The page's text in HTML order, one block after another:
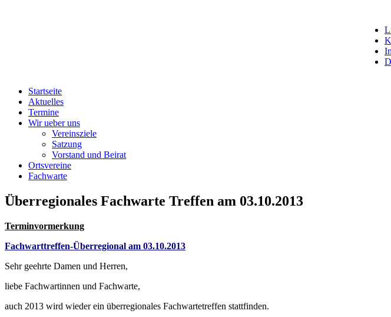
Startseite
Aktuelles
Termine
Wir ueber uns
Vereinsziele
Satzung
Vorstand und Beirat
Ortsvereine
Fachwarte
Überregionales Fachwarte Treffen am 03.10.2013
Terminvormerkung
Fachwarttreffen-Überregional am 03.10.2013
Sehr geehrte Damen und Herren,
liebe Fachwartinnen und Fachwarte,
auch 2013 wird wieder ein überregionales Fachwartetreffen stattfinden.